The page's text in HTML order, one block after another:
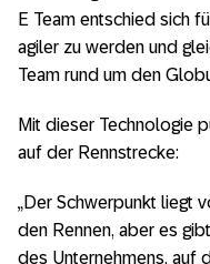
E Team entschied sich
agiler zu werden und
Team rund um den
Mit dieser Technologie
auf der Rennstrecke:
„Der Schwerpunkt liegt
den Rennen, aber es
des Unternehmens, auf